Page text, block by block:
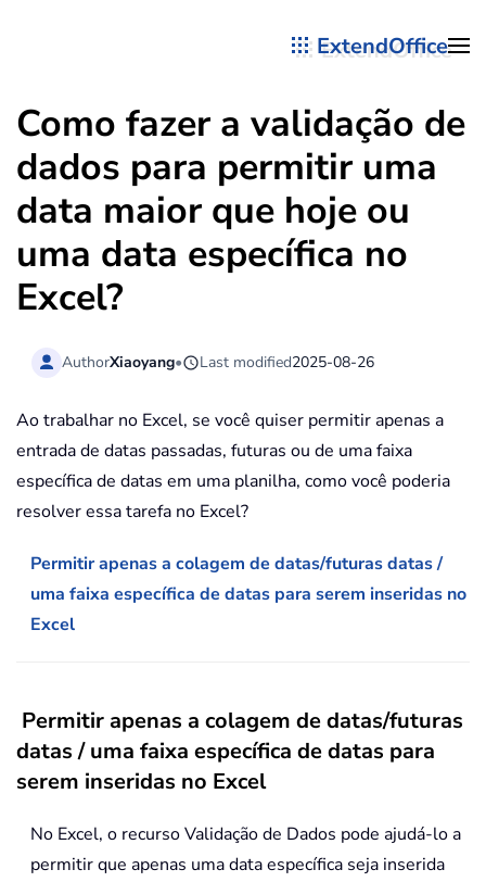
ExtendOffice
Como fazer a validação de
dados para permitir uma
data maior que hoje ou
uma data específica no
Excel?
AuthorXiaoyang• Last modified2025-08-26
Ao trabalhar no Excel, se você quiser permitir apenas a
entrada de datas passadas, futuras ou de uma faixa
específica de datas em uma planilha, como você poderia
resolver essa tarefa no Excel?
Permitir apenas a colagem de datas/futuras datas /
uma faixa específica de datas para serem inseridas no
Excel
Permitir apenas a colagem de datas/futuras
datas / uma faixa específica de datas para
serem inseridas no Excel
No Excel, o recurso Validação de Dados pode ajudá-lo a
permitir que apenas uma data específica seja inserida